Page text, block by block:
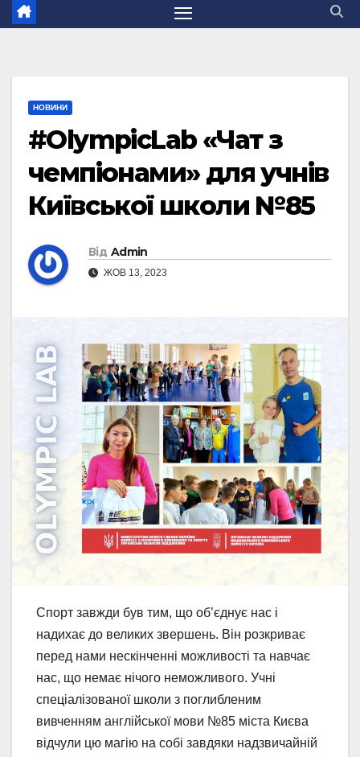
НОВИНИ
#OlympicLab «Чат з
чемпіонами» для учнів
Київської школи №85
Від Admin
ЖОВ 13, 2023
Спорт завжди був тим, що об’єднує нас і
надихає до великих звершень. Він розкриває
перед нами нескінченні можливості та навчає
нас, що немає нічого неможливого. Учні
спеціалізованої школи з поглибленим
вивченням англійської мови №85 міста Києва
відчули цю магію на собі завдяки надзвичайній